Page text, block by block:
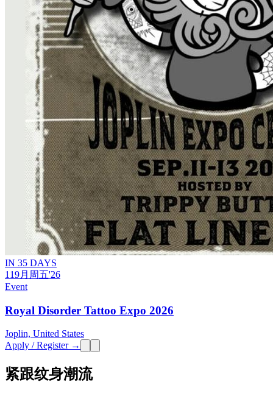
IN 35 DAYS
119月 周五'26
Event
Royal Disorder Tattoo Expo 2026
Joplin, United States
Apply / Register →
紧跟纹身潮流